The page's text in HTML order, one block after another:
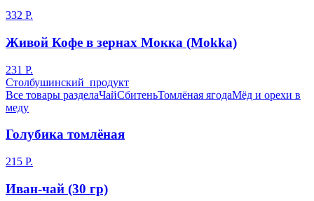
332 Р.
Живой Кофе в зернах Мокка (Mokka)
231 Р.
Столбушинский продукт
Все товары разделаЧайСбитеньТомлёная ягодаМёд и орехи в
меду
Голубика томлёная
215 Р.
Иван-чай (30 гр)